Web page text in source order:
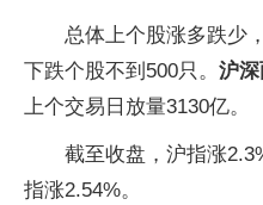
总体上个股涨多跌少，
下跌个股不到500只。 沪深
上个交易日放量3130亿。
截至收盘，沪指涨
指涨2.54%。